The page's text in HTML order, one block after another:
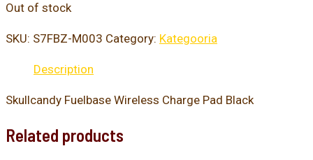
Out of stock
SKU: S7FBZ-M003 Category: Kategooria
Description
Skullcandy Fuelbase Wireless Charge Pad Black
Related products